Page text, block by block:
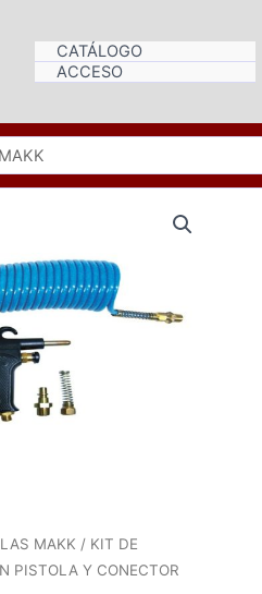
CATÁLOGO
ACCESO
MAKK / KIT DE
PISTOLA Y CONECTOR